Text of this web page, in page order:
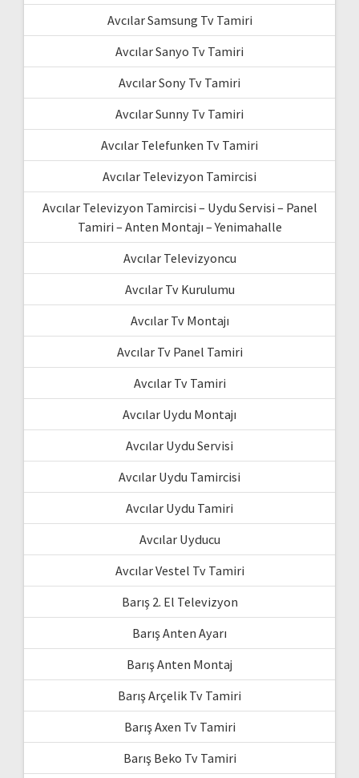
Avcılar Samsung Tv Tamiri
Avcılar Sanyo Tv Tamiri
Avcılar Sony Tv Tamiri
Avcılar Sunny Tv Tamiri
Avcılar Telefunken Tv Tamiri
Avcılar Televizyon Tamircisi
Avcılar Televizyon Tamircisi – Uydu Servisi – Panel
Tamiri – Anten Montajı – Yenimahalle
Avcılar Televizyoncu
Avcılar Tv Kurulumu
Avcılar Tv Montajı
Avcılar Tv Panel Tamiri
Avcılar Tv Tamiri
Avcılar Uydu Montajı
Avcılar Uydu Servisi
Avcılar Uydu Tamircisi
Avcılar Uydu Tamiri
Avcılar Uyducu
Avcılar Vestel Tv Tamiri
Barış 2. El Televizyon
Barış Anten Ayarı
Barış Anten Montaj
Barış Arçelik Tv Tamiri
Barış Axen Tv Tamiri
Barış Beko Tv Tamiri